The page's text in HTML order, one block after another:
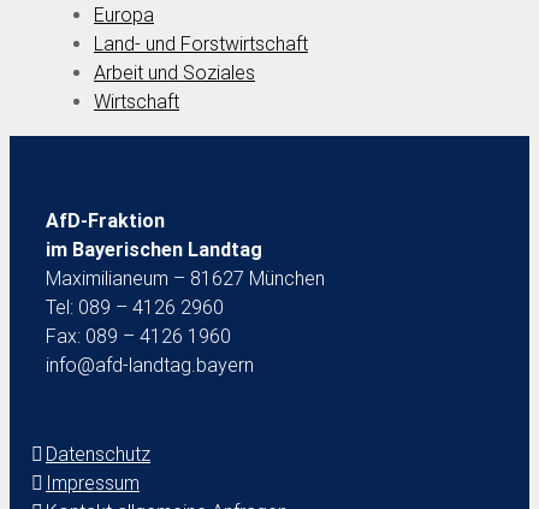
Europa
Land- und Forstwirtschaft
Arbeit und Soziales
Wirtschaft
AfD-Fraktion
im Bayerischen Landtag
Maximilianeum – 81627 München
Tel: 089 – 4126 2960
Fax: 089 – 4126 1960
info@afd-landtag.bayern
Datenschutz
Impressum